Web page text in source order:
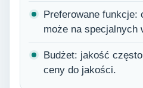
Preferowane
może na specjalnych
Budżet: jakość
ceny do jakości.